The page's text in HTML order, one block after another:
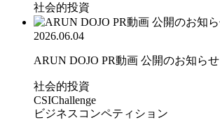
社会的投資
2026.06.04
ARUN DOJO PR動画 公開のお知らせ
社会的投資
CSIChallenge
ビジネスコンペティション